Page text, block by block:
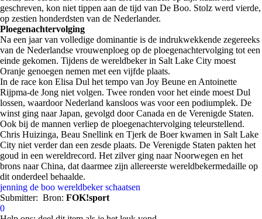
geschreven, kon niet tippen aan de tijd van De Boo. Stolz werd vierde,
op zestien honderdsten van de Nederlander.
Ploegenachtervolging
Na een jaar van volledige dominantie is de indrukwekkende zegereeks
van de Nederlandse vrouwenploeg op de ploegenachtervolging tot een
einde gekomen. Tijdens de wereldbeker in Salt Lake City moest
Oranje genoegen nemen met een vijfde plaats.
In de race kon Elisa Dul het tempo van Joy Beune en Antoinette
Rijpma-de Jong niet volgen. Twee ronden voor het einde moest Dul
lossen, waardoor Nederland kansloos was voor een podiumplek. De
winst ging naar Japan, gevolgd door Canada en de Verenigde Staten.
Ook bij de mannen verliep de ploegenachtervolging teleurstellend.
Chris Huizinga, Beau Snellink en Tjerk de Boer kwamen in Salt Lake
City niet verder dan een zesde plaats. De Verenigde Staten pakten het
goud in een wereldrecord. Het zilver ging naar Noorwegen en het
brons naar China, dat daarmee zijn allereerste wereldbekermedaille op
dit onderdeel behaalde.
jenning de boo wereldbeker schaatsen
Submitter: Bron: FOK!sport
0